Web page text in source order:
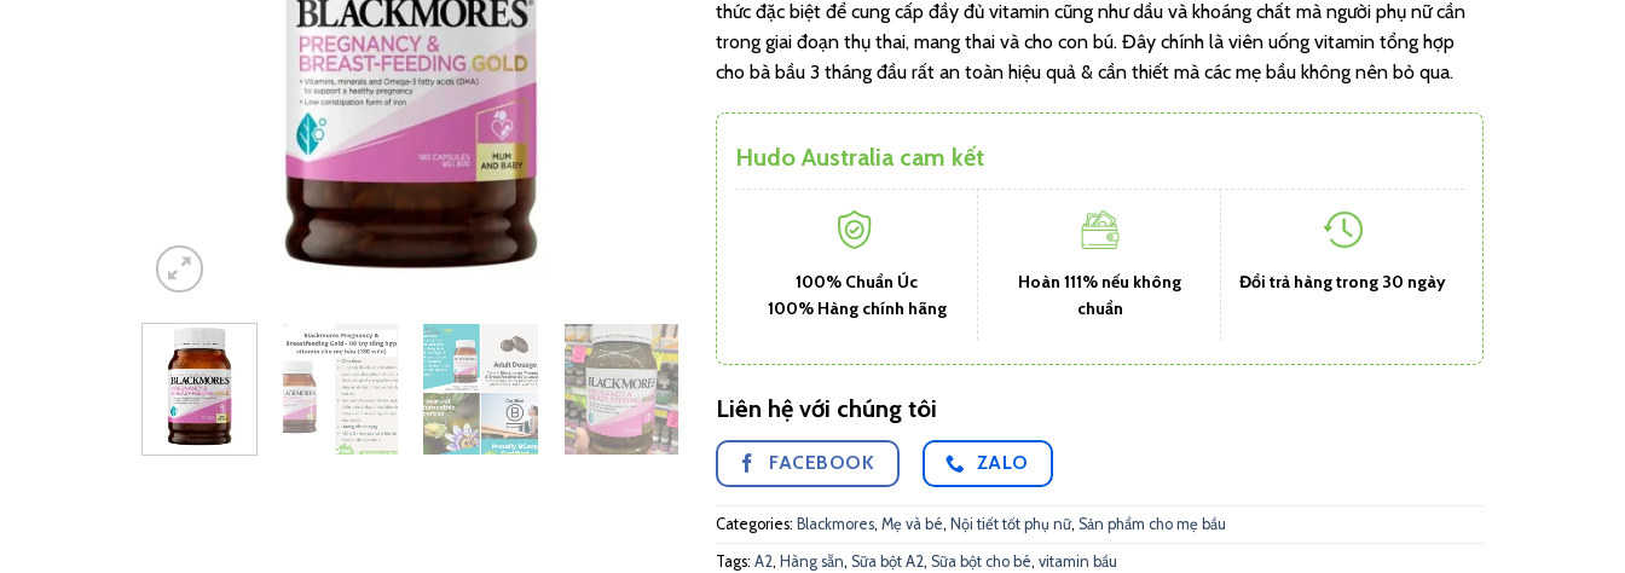
thức đặc biệt để cung cấp đầy đủ vitamin cũng như dầu và khoáng chất mà người phụ nữ cần
trong giai đoạn thụ thai, mang thai và cho con bú. Đây chính là viên uống vitamin tổng hợp
cho bà bầu 3 tháng đầu rất an toàn hiệu quả & cần thiết mà các mẹ bầu không nên bỏ qua.
Hudo Australia cam kết
100% Chuẩn Úc
100% Hàng chính hãng
Hoàn 111% nếu không
chuẩn
Đổi trả hàng trong 30 ngày
Liên hệ với chúng tôi
FACEBOOK ZALO
Categories: Blackmores, Mẹ và bé, Nội tiết tốt phụ nữ, Sản phẩm cho mẹ bầu
Tags: A2, Hàng sẵn, Sữa bột A2, Sữa bột cho bé, vitamin bầu